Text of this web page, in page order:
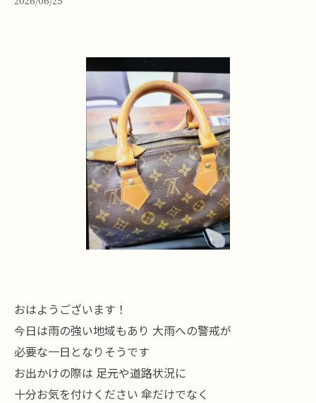
おはようございます！
今日は雨の強い地域もあり 大雨への警戒が
必要な一日となりそうです
お出かけの際は 足元や道路状況に
十分お気を付けください 傘だけでなく